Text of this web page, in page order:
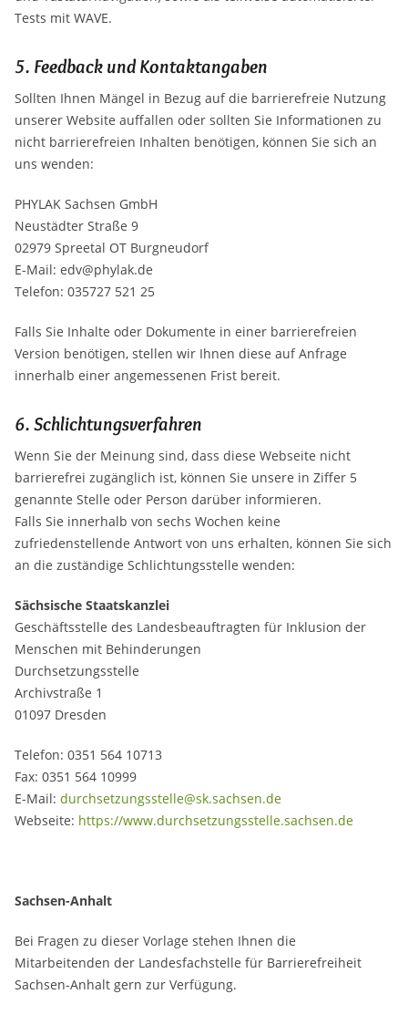
Tests mit WAVE.
5. Feedback und Kontaktangaben
Sollten Ihnen Mängel in Bezug auf die barrierefreie Nutzung
unserer Website auffallen oder sollten Sie Informationen zu
nicht barrierefreien Inhalten benötigen, können Sie sich an
uns wenden:
PHYLAK Sachsen GmbH
Neustädter Straße 9
02979 Spreetal OT Burgneudorf
E-Mail: edv@phylak.de
Telefon: 035727 521 25
Falls Sie Inhalte oder Dokumente in einer barrierefreien
Version benötigen, stellen wir Ihnen diese auf Anfrage
innerhalb einer angemessenen Frist bereit.
6. Schlichtungsverfahren
Wenn Sie der Meinung sind, dass diese Webseite nicht
barrierefrei zugänglich ist, können Sie unsere in Ziffer 5
genannte Stelle oder Person darüber informieren.
Falls Sie innerhalb von sechs Wochen keine
zufriedenstellende Antwort von uns erhalten, können Sie sich
an die zuständige Schlichtungsstelle wenden:
Sächsische Staatskanzlei
Geschäftsstelle des Landesbeauftragten für Inklusion der
Menschen mit Behinderungen
Durchsetzungsstelle
Archivstraße 1
01097 Dresden
Telefon: 0351 564 10713
Fax: 0351 564 10999
E-Mail: durchsetzungsstelle@sk.sachsen.de
Webseite: https://www.durchsetzungsstelle.sachsen.de
Sachsen-Anhalt
Bei Fragen zu dieser Vorlage stehen Ihnen die
Mitarbeitenden der Landesfachstelle für Barrierefreiheit
Sachsen-Anhalt gern zur Verfügung.